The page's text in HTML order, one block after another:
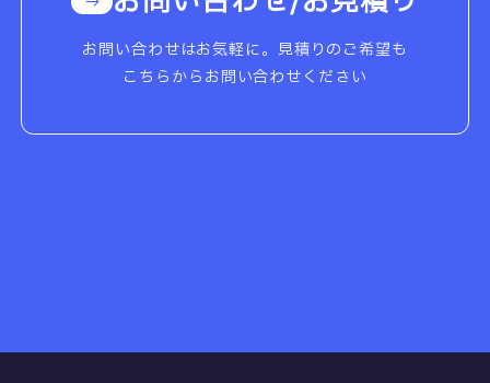
お問い合わせはお気軽に。見積りのご希望も
こちらからお問い合わせください